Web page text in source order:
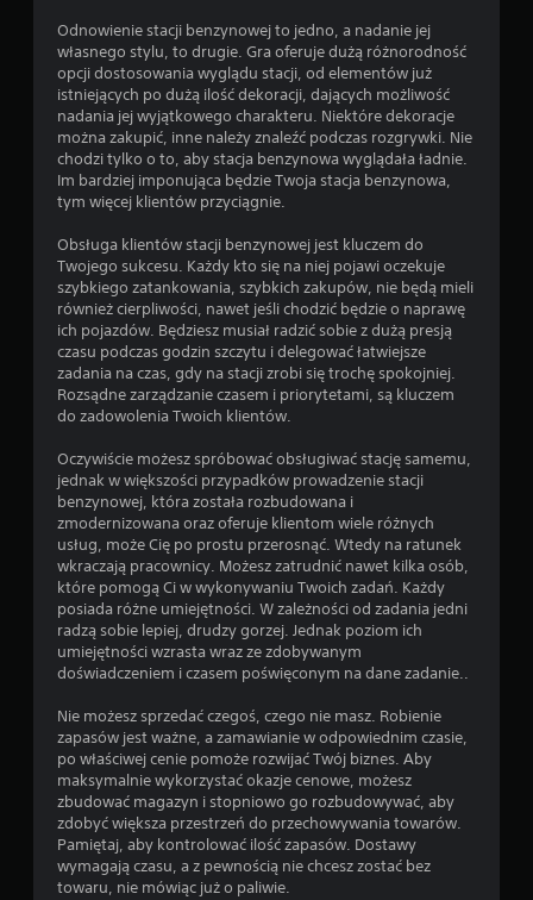
Odnowienie stacji benzynowej to jedno, a nadanie jej
własnego stylu, to drugie. Gra oferuje dużą różnorodność
opcji dostosowania wyglądu stacji, od elementów już
istniejących po dużą ilość dekoracji, dających możliwość
nadania jej wyjątkowego charakteru. Niektóre dekoracje
można zakupić, inne należy znaleźć podczas rozgrywki. Nie
chodzi tylko o to, aby stacja benzynowa wyglądała ładnie.
Im bardziej imponująca będzie Twoja stacja benzynowa,
tym więcej klientów przyciągnie.
Obsługa klientów stacji benzynowej jest kluczem do
Twojego sukcesu. Każdy kto się na niej pojawi oczekuje
szybkiego zatankowania, szybkich zakupów, nie będą mieli
również cierpliwości, nawet jeśli chodzić będzie o naprawę
ich pojazdów. Będziesz musiał radzić sobie z dużą presją
czasu podczas godzin szczytu i delegować łatwiejsze
zadania na czas, gdy na stacji zrobi się trochę spokojniej.
Rozsądne zarządzanie czasem i priorytetami, są kluczem
do zadowolenia Twoich klientów.
Oczywiście możesz spróbować obsługiwać stację samemu,
jednak w większości przypadków prowadzenie stacji
benzynowej, która została rozbudowana i
zmodernizowana oraz oferuje klientom wiele różnych
usług, może Cię po prostu przerosnąć. Wtedy na ratunek
wkraczają pracownicy. Możesz zatrudnić nawet kilka osób,
które pomogą Ci w wykonywaniu Twoich zadań. Każdy
posiada różne umiejętności. W zależności od zadania jedni
radzą sobie lepiej, drudzy gorzej. Jednak poziom ich
umiejętności wzrasta wraz ze zdobywanym
doświadczeniem i czasem poświęconym na dane zadanie..
Nie możesz sprzedać czegoś, czego nie masz. Robienie
zapasów jest ważne, a zamawianie w odpowiednim czasie,
po właściwej cenie pomoże rozwijać Twój biznes. Aby
maksymalnie wykorzystać okazje cenowe, możesz
zbudować magazyn i stopniowo go rozbudowywać, aby
zdobyć większa przestrzeń do przechowywania towarów.
Pamiętaj, aby kontrolować ilość zapasów. Dostawy
wymagają czasu, a z pewnością nie chcesz zostać bez
towaru, nie mówiąc już o paliwie.